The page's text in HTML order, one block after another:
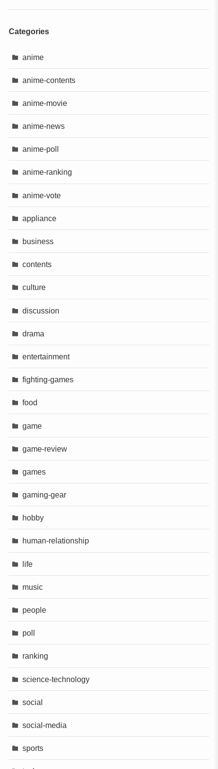
Categories
anime
anime-contents
anime-movie
anime-news
anime-poll
anime-ranking
anime-vote
appliance
business
contents
culture
discussion
drama
entertainment
fighting-games
food
game
game-review
games
gaming-gear
hobby
human-relationship
life
music
people
poll
ranking
science-technology
social
social-media
sports